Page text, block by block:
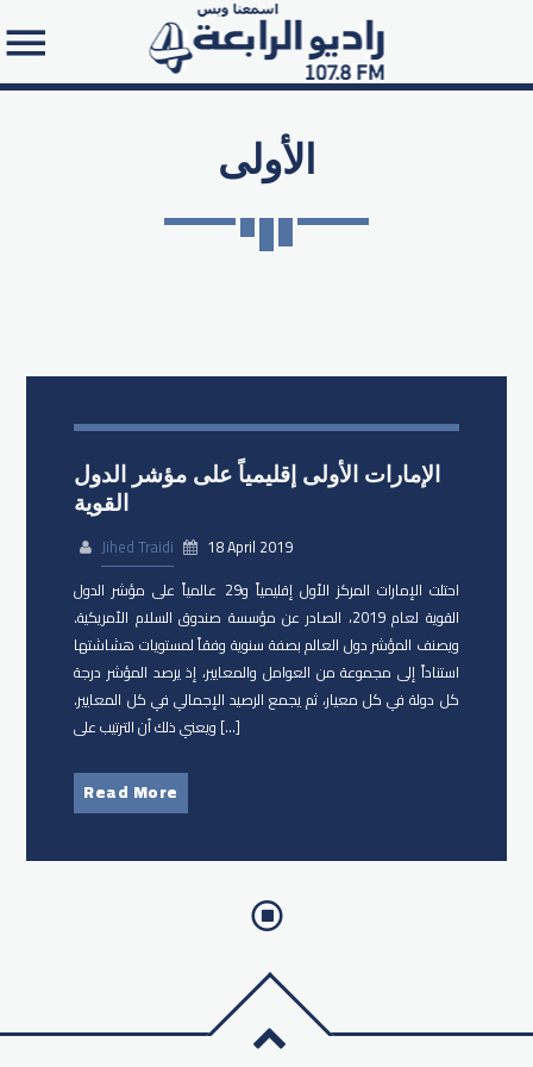
الأولى
الإمارات الأولى إقليمياً على مؤشر الدول
القوية
Jihed Traidi
18 April 2019
احتلت الإمارات المركز الأول إقليمياً و29 عالمياً على مؤشر الدول
القوية لعام 2019، الصادر عن مؤسسة صندوق السلام الأمريكية.
ويصنف المؤشر دول العالم بصفة سنوية وفقاً لمستويات هشاشتها
استناداً إلى مجموعة من العوامل والمعايير، إذ يرصد المؤشر درجة
كل دولة في كل معيار، ثم يجمع الرصيد الإجمالي في كل المعايير.
ويعني ذلك أن الترتيب على […]
Read More